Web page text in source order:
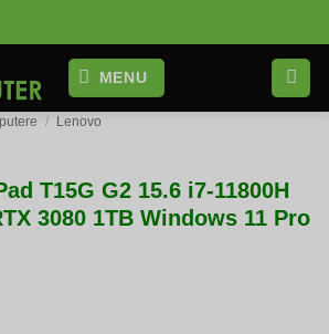
MENU
/ Lenovo
T15G G2 15.6 i7-11800H
3080 1TB Windows 11 Pro